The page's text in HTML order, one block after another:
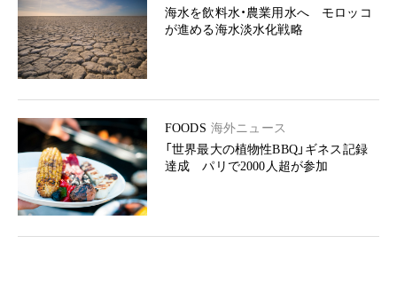
海水を飲料水・農業用水へ モロッコ
が進める海水淡水化戦略
FOODS 海外ニュース
「世界最大の植物性BBQ」ギネス記録
達成 パリで2000人超が参加